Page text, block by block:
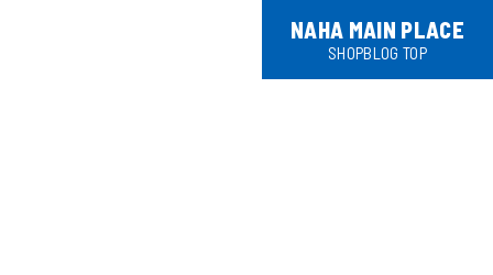
NAHA MAIN PLACE
SHOPBLOG TOP